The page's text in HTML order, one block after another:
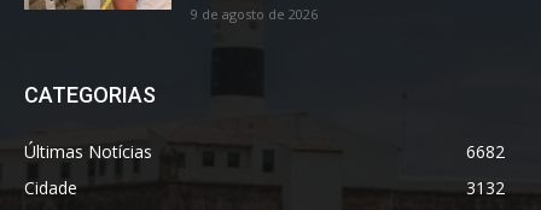
9 de agosto de 2026
CATEGORIAS
Últimas Notícias
6682
Cidade
3132